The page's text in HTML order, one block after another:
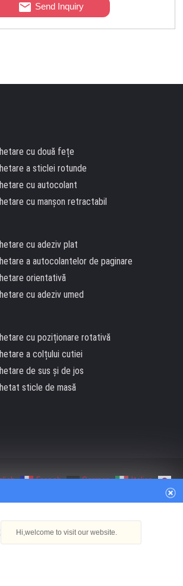
Send Inquiry
cu două fețe
a sticlei rotunde
cu autocolant
cu manșon retractabil
cu adeziv plat
a autocolantelor de paginare
orientativă
cu adeziv umed
cu poziționare rotativă
a colțului cutiei
de sus și de jos
sticle de masă
French German
Italian
Shanghai BaZhou Industrial Co., Ltd.. Toate
drepturile rezervate
Hi,welcome to visit our website.